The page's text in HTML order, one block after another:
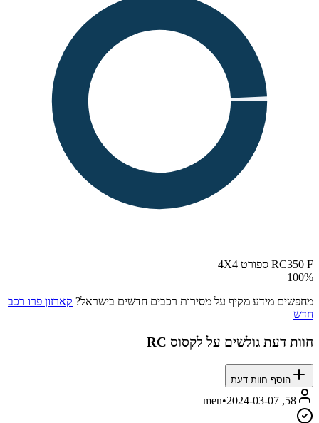
RC350 F ספורט 4X4
100%
מחפשים מידע מקיף על מסירות רכבים חדשים בישראל? קארזון פרו רכב
חדש
חוות דעת גולשים על לקסוס RC
הוסף חוות דעת
58, men
•2024-03-07